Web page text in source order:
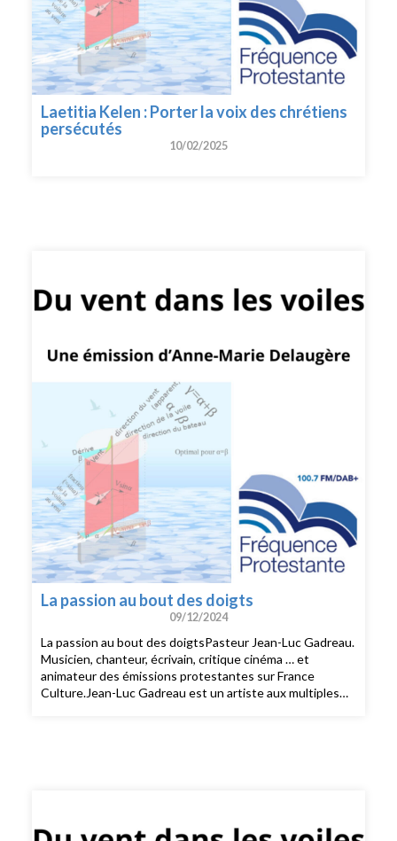
Laetitia Kelen : Porter la voix des chrétiens
persécutés
10/02/2025
La passion au bout des doigts
09/12/2024
La passion au bout des doigtsPasteur Jean-Luc Gadreau.
Musicien, chanteur, écrivain, critique cinéma … et
animateur des émissions protestantes sur France
Culture.Jean-Luc Gadreau est un artiste aux multiples
régaler les papilles mais aussi découvrir le texte biblique